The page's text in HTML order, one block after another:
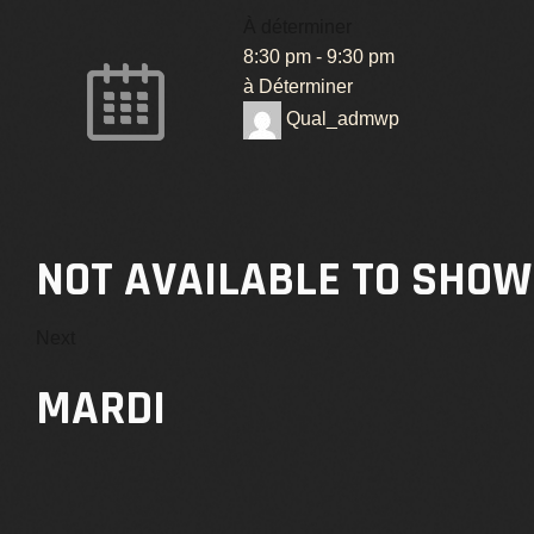
8:30 pm - 9:30 pm
à Déterminer
Qual_admwp
NOT AVAILABLE TO
MARDI